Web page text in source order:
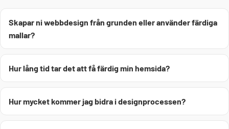
Skapar ni webbdesign från grunden eller använder färdiga
mallar?
Hur lång tid tar det att få färdig min hemsida?
Hur mycket kommer jag bidra i designprocessen?